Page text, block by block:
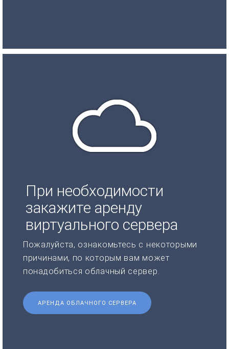
При необходимости
закажите аренду
виртуального сервера
Пожалуйста, ознакомьтесь с некоторыми
причинами, по которым вам может
понадобиться облачный сервер.
АРЕНДА ОБЛАЧНОГО СЕРВЕРА